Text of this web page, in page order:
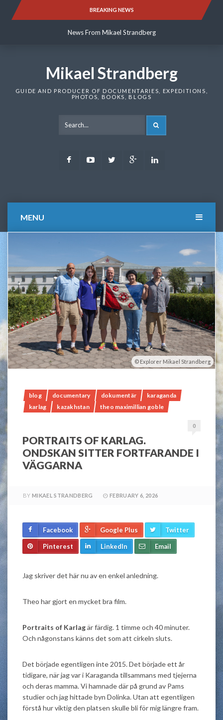
BREAKING NEWS
News From Mikael Strandberg
News From Mikael Strandberg
Mikael Strandberg
GUIDE AND PRODUCER OF DOCUMENTARIES, EXPEDITIONS,
PHOTOS, BOOKS, BLOGS
FacebookYoutubeTwitter Google
MENU
Explorer Mikael Strandberg
blog documentary dokumentär
karaganda
karlag
kazakhstan theo maximillian goble
0
PORTRAITS OF KARLAG.
ONDSKAN SITTER FORTFARANDE I
VÄGGARNA
BY MIKAEL STRANDBERG FEBRUARY 6, 2026
Facebook Google Plus Twitter
Pinterest LinkedIn Email
Jag skriver det här nu av en enkel anledning.
Theo har gjort en mycket bra film.
Portraits of Karlagär färdig. 1 timme och 40 minuter.
Och någonstans känns det som att cirkeln sluts.
Det började egentligen inte 2015. Det började ett år
tidigare, när jag var i Karaganda tillsammans med tjejerna
och deras mamma. Vi hamnade där på grund av Pams
studier och jag hittade byn Dolinka. Utan att egentligen
förstå hur viktig den platsen skulle bli för mig längre fram.